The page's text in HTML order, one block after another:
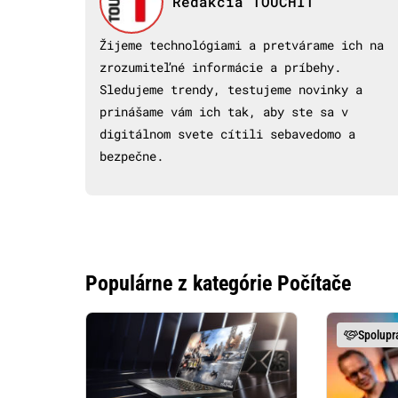
Žijeme technológiami a pretvárame ich na
zrozumiteľné informácie a príbehy.
Sledujeme trendy, testujeme novinky a
prinášame vám ich tak, aby ste sa v
digitálnom svete cítili sebavedomo a
bezpečne.
Populárne z kategórie Počítače